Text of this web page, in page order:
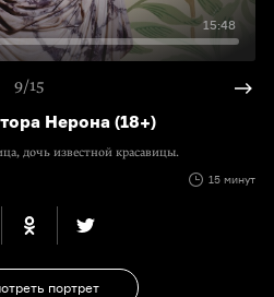
15:48
9/15
Нерона (18+)
дочь известной красавицы.
15 минут
портрет